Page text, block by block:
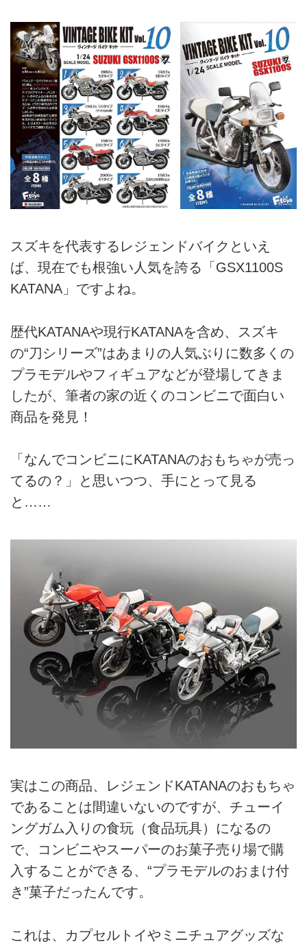
スズキを代表するレジェンドバイクといえ
ば、現在でも根強い人気を誇る「GSX1100S
KATANA」ですよね。
歴代KATANAや現行KATANAを含め、スズキ
の“刀シリーズ”はあまりの人気ぶりに数多くの
プラモデルやフィギュアなどが登場してきま
したが、筆者の家の近くのコンビニで面白い
商品を発見！
「なんでコンビニにKATANAのおもちゃが売っ
てるの？」と思いつつ、手にとって見る
と……
実はこの商品、レジェンドKATANAのおもちゃ
であることは間違いないのですが、チューイ
ングガム入りの食玩（食品玩具）になるの
で、コンビニやスーパーのお菓子売り場で購
入することができる、“プラモデルのおまけ付
き”菓子だったんです。
これは、カプセルトイやミニチュアグッズな